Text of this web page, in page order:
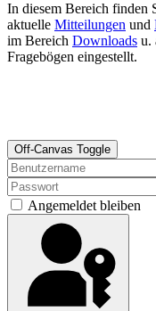
In diesem Bereich finden
aktuelle Mitteilungen und
im Bereich Downloads u.
Fragebögen eingestellt.
Off-Canvas Toggle
Angemeldet bleiben